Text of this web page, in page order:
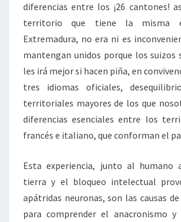
diferencias entre los ¡26 cantones!
territorio que tiene la misma
Extremadura, no era ni es
mantengan unidos porque los suizos
les irá mejor si hacen piña, en
tres idiomas oficiales,
territoriales mayores de los que
diferencias esenciales entre los
francés e italiano, que conforman el
Esta experiencia, junto al humano
tierra y el bloqueo intelectual
apátridas neuronas, son las causas
para comprender el anacronismo y